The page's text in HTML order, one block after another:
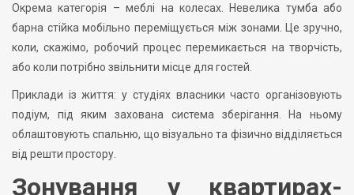
Окрема категорія – меблі на колесах. Невелика тумба або
барна стійка мобільно переміщується між зонами. Це зручно,
коли, скажімо, робочий процес перемикається на творчість,
або коли потрібно звільнити місце для гостей.
Приклади із життя: у студіях власники часто організовують
подіум, під яким захована система зберігання. На ньому
облаштовують спальню, що візуально та фізично відділяється
від решти простору.
Зонування у квартирах-